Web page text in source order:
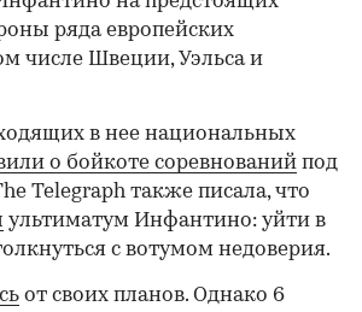
ряда европейских
числе Швеции, Уэльса и
в нее национальных
о бойкоте соревнований под
Telegraph также писала, что
ультиматум Инфантино: уйти в
с вотумом недоверия.
от своих планов. Однако 6